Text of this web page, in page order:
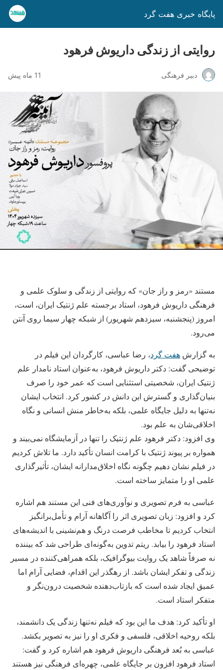
پایگاه خبری هفت گرد
روایتی از زندگی داریوش فرهود
دبیر فرهنگی 11 ماه پیش
مستند «رمز و راز جان» که روایتی از زندگی و سلوک علمی و
فرهنگی داریوش فرهود، استاد برجسته علم ژنتیک ایران، است،
امروز (پنجشنبه، سیزدهم شهریور) از شبکه چهار سیما روی آنتن
می‌رود.
به گزارش هفت گرد، رضا عباسی، کارگردان این فیلم در
توضیحی گفت: دکتر داریوش فرهود، به‌عنوان استاد نامدار علم
ژنتیک ایران، شخصیتی استثنایی است که عمر خود را صرف
بنیان‌گذاری و گسترش این دانش در کشور کرد. انتخاب ایشان
نه‌تنها به دلیل جایگاه علمی، بلکه به‌خاطر منش انسانی و نگاه
اخلاقی‌شان به علم بود.
وی افزود: دکتر فرهود علم ژنتیک را تنها در آزمایشگاه نمی‌بیند و
همواره بر پیوند ژنتیک با کرامت انسان تأکید دارد. ما تلاش کردیم
در فیلم نشان دهیم چگونه نگاه اخلاق‌مدارانه ایشان، تأثیرگذاری
علمی او را متمایز ساخته است.
عباسی به فرم تصویری و نوآوری‌های فنی این مستند هم اشاره
کرد و افزود: زبان تصویری اثر را آگاهانه آرام و تأمل‌برانگیز
انتخاب کردیم تا مخاطب فرصت درنگ و هم‌نشینی با اندیشه‌های
استاد فرهود را بیابد. ریتم تدوین به‌گونه‌ای طراحی شد که بیننده
نه صرفاً شاهد یک روایت بیوگرافیک، بلکه همراهی‌کننده در مسیر
زندگی و تفکر ایشان باشد. از رهگذر این اقدام، فضایی آرام اما
عمیق ایجاد شده است که بازتاب‌دهنده شخصیت درون‌نگر و
متفکر استاد است.
او تأکید کرد: هدف ما این بود که فیلم نه‌تنها زندگی یک دانشمند،
بلکه روحیه اخلاقی، فلسفی و فکری او را نیز به تصویر بکشد.
عباسی به بُعد فرهنگی داریوش فرهود هم اشاره کرد و گفت:
استاد فرهود افزون بر جایگاه علمی، چهره‌ای فرهنگی نیز هستند